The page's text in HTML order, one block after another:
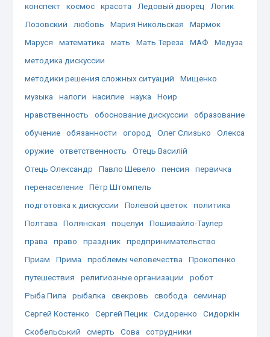
конспект
космос красота Ледовый дворец
Логик
Лозовский
любовь Мария Никольская
Мармок
Маруся
математика мать Мать Тереза МАФ
Медуза
методика дискуссии
методики решения сложных ситуаций
Мищенко
музыка
налоги насилие наука
Ноир
нравственность
обоснование дискуссии
образование
обучение
обязанности огород Олег Слизько
Олекса
оружие
ответственность
Отець Василій
Отець Олександр
Павло Шевело пенсия
первичка
перенаселение
Пётр Штомпель
подготовка к дискуссии
Полевой цветок
политика
Полтава
Полянская поцелуи
Пошивайло-Таулер
права
право праздник
предпринимательство
Приам
Прима проблемы человечества
Прокопенко
путешествия
религиозные организации
робот
Рыба Пила
рыбалка свекровь свобода
семинар
Сергей Костенко
Сергей Пецик Сидоренко
Сидоркін
Скобельський
смерть Сова
сотрудники